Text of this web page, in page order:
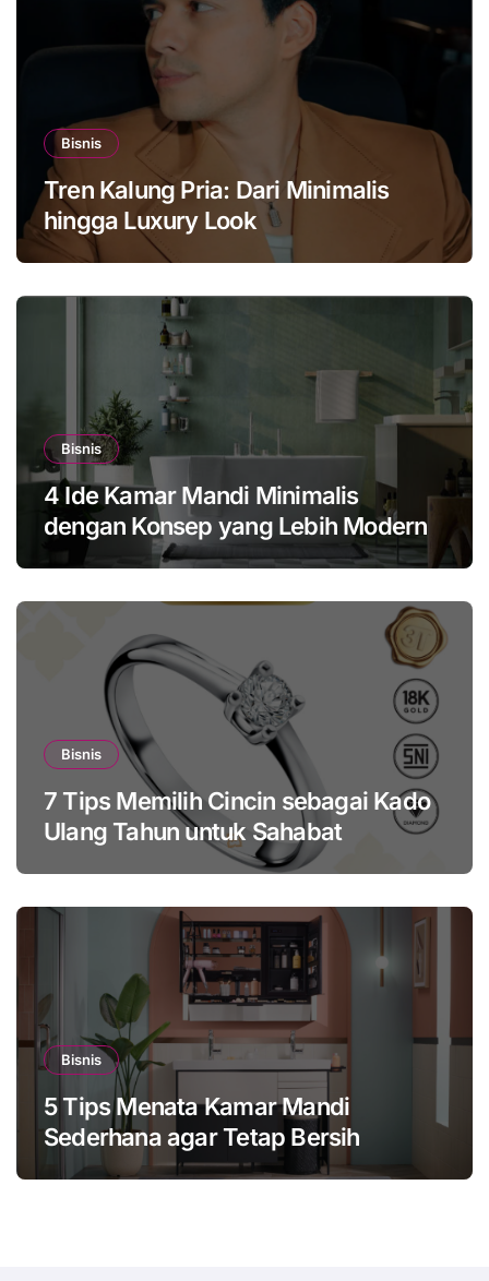
Bisnis
Tren Kalung Pria: Dari Minimalis
hingga Luxury Look
Bisnis
4 Ide Kamar Mandi Minimalis
dengan Konsep yang Lebih Modern
Bisnis
7 Tips Memilih Cincin sebagai Kado
Ulang Tahun untuk Sahabat
Bisnis
5 Tips Menata Kamar Mandi
Sederhana agar Tetap Bersih